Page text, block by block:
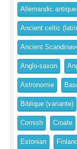
Allemandic
Ancient celtic
Ancient
Anglo-saxon
Astronomie
Biblique (variante)
Cornish Croate
Estonian